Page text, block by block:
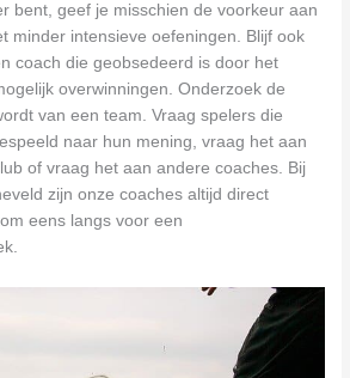
bent, geef je misschien de voorkeur aan
minder intensieve oefeningen. Blijf ook
coach die geobsedeerd is door het
overwinningen. Onderzoek de
van een team. Vraag spelers die
naar hun mening, vraag het aan
of vraag het aan andere coaches. Bij
zijn onze coaches altijd direct
eens langs voor een